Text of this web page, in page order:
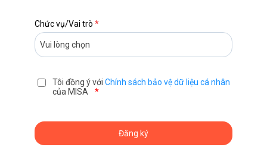
Chức vụ/Vai trò *
Tôi đồng ý với Chính sách bảo vệ dữ liệu cá nhân
của MISA
*